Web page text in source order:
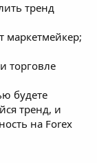
тренд
маркетмейкер;
торговле
будете
тренд, и
на Forex